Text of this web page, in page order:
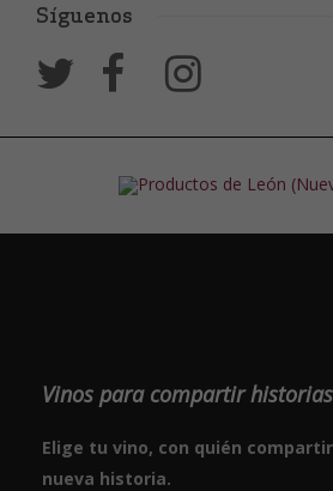
Síguenos
Vinos para compartir historias
Elige tu vino, con quién
nueva historia.